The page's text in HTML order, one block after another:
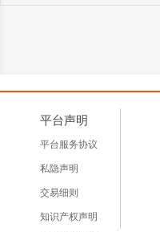
平台声明
平台服务协议
私隐声明
交易细则
知识产权声明